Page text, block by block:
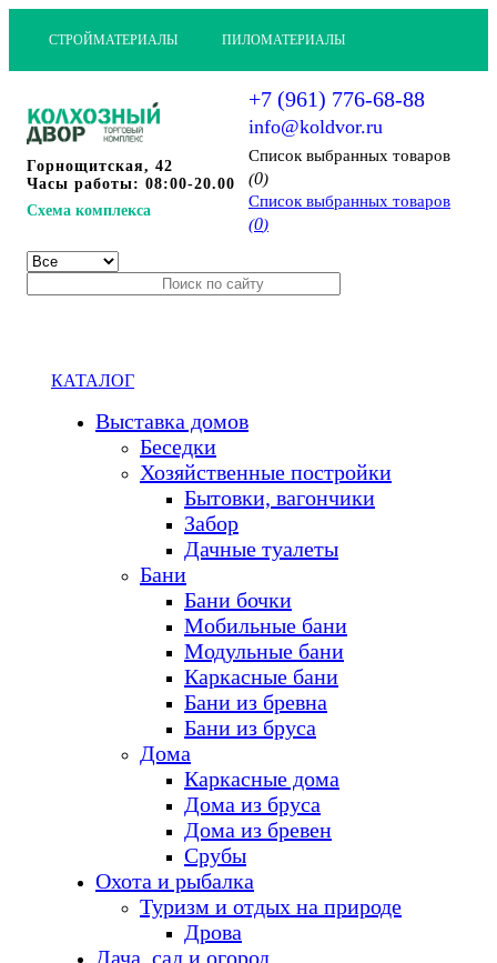
СТРОЙМАТЕРИАЛЫ ПИЛОМАТЕРИАЛЫ
Горнощитская, 42
Часы работы: 08:00-20.00
Схема комплекса
+7 (961) 776-68-88
info@koldvor.ru
Cписок выбранных товаров
(0)
Cписок выбранных товаров
(0)
КАТАЛОГ
Выставка домов
Беседки
Хозяйственные постройки
Бытовки, вагончики
Забор
Дачные туалеты
Бани
Бани бочки
Мобильные бани
Модульные бани
Каркасные бани
Бани из бревна
Бани из бруса
Дома
Каркасные дома
Дома из бруса
Дома из бревен
Срубы
Охота и рыбалка
Туризм и отдых на природе
Дрова
Дача, сад и огород